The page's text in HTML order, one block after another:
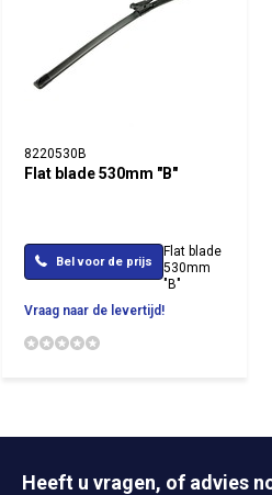
8220530B
Flat blade 530mm "B"
Bel voor de prijs
Flat blade
530mm
"B"
Vraag naar de levertijd!
Heeft u vragen, of advies